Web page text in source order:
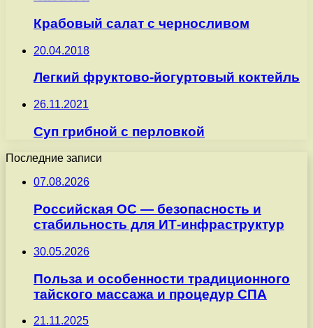
Крабовый салат с черносливом
20.04.2018
Легкий фруктово-йогуртовый коктейль
26.11.2021
Суп грибной с перловкой
Последние записи
07.08.2026
Российская ОС — безопасность и
стабильность для ИТ-инфраструктур
30.05.2026
Польза и особенности традиционного
тайского массажа и процедур СПА
21.11.2025